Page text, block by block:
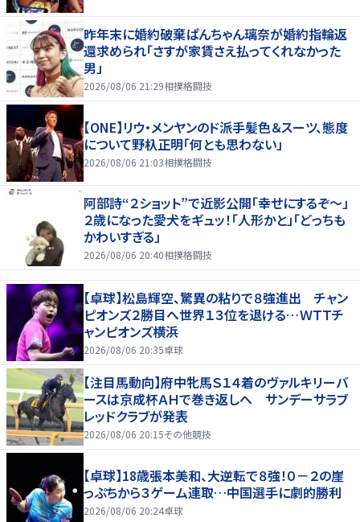
昨年末に婚約破棄ぱんちゃん璃奈が婚約指輪返
還求められ「さすが家賃さえ払ってくれなかった
男」
2026/08/06 21:29相撲格闘技
【ONE】リウ・メンヤンのド派手髪色＆スーツ、態度
について野杁正明「何とも思わない」
2026/08/06 21:03相撲格闘技
阿部詩“２ショット”で近影公開「幸せにするぞ〜」
２歳になった愛犬をギュッ！「人形かと」「どっちも
かわいすぎる」
2026/08/06 20:40相撲格闘技
【卓球】松島輝空、驚異の粘りで８強進出 チャン
ピオンズ２勝目へ世界１３位を退ける…ＷＴＴチ
ャンピオンズ横浜
2026/08/06 20:35卓球
【注目馬動向】府中牝馬Ｓ１４着のヴァルキリーバ
ースは京成杯ＡＨで巻き返しへ サンデーサラブ
レッドクラブが発表
2026/08/06 20:15その他競技
【卓球】18歳張本美和、大逆転で８強！０－２の崖
っぷちから３ゲーム連取…中国選手に劇的勝利
2026/08/06 20:24卓球